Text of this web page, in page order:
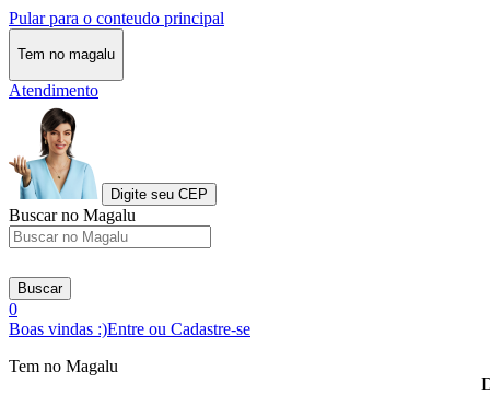
Pular para o conteudo principal
Tem no magalu
Atendimento
Digite seu CEP
Buscar no Magalu
Buscar
0
Boas vindas :)Entre ou Cadastre-se
Tem no Magalu